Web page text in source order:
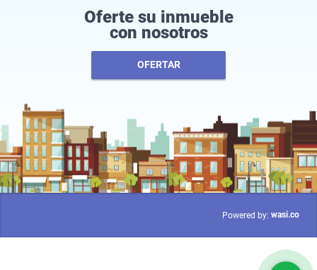
Oferte su inmueble
con nosotros
OFERTAR
Powered by: wasi.co